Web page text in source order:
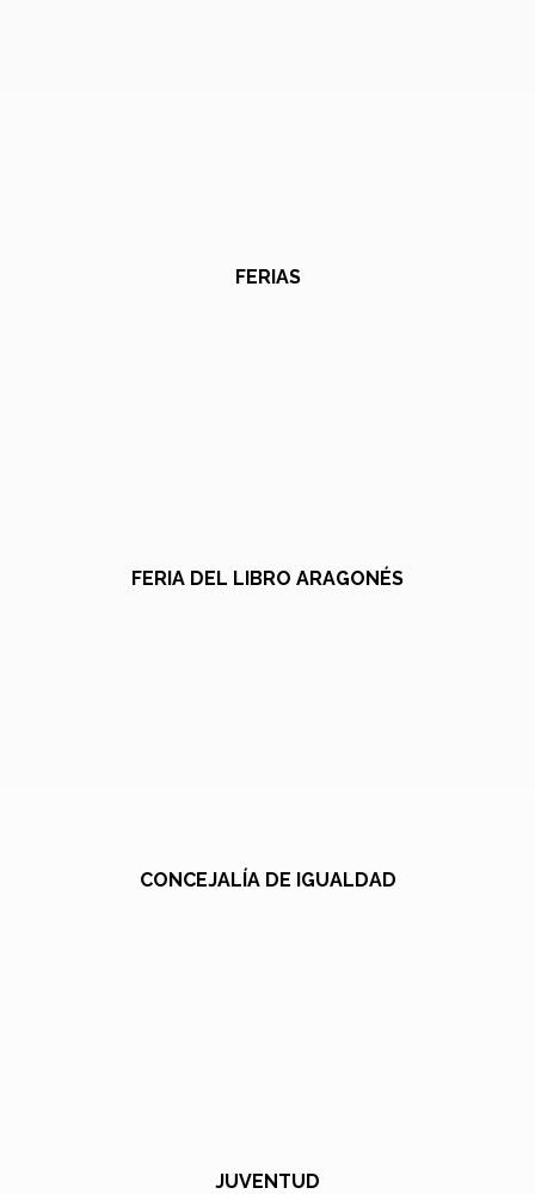
FERIAS
FERIA DEL LIBRO ARAGONÉS
CONCEJALÍA DE IGUALDAD
JUVENTUD